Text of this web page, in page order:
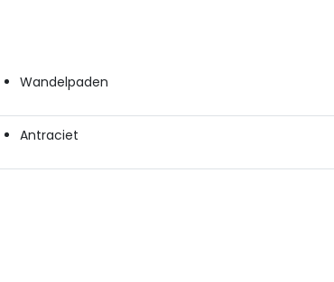
Wandelpaden
Antraciet